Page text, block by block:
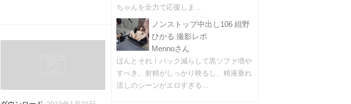
ちゃんを全力で応援しま...
ノンストップ中出し106 紺野
ひかる 撮影レポ
Mennoさん
ほんとそれ！バック減らして黒ソファ増や
すべき。射精がしっかり映るし、精液垂れ
流しのシーンがエロすぎる...